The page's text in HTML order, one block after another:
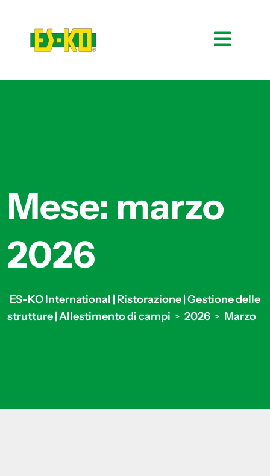
Mese: marzo
2026
ES-KO International | Ristorazione | Gestione delle
strutture | Allestimento di campi > 2026 > Marzo